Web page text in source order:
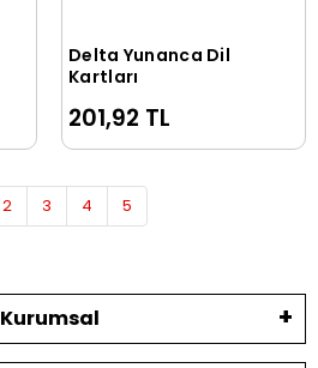
Sepete Ekle
Delta Yunanca Dil
Kartları
201,92 TL
2 3 4 5
Kurumsal